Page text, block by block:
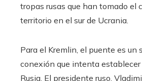
tropas rusas que han tomado el
territorio en el sur de Ucrania.
Para el Kremlin, el puente es un
conexión que intenta
Rusia. El presidente ruso,